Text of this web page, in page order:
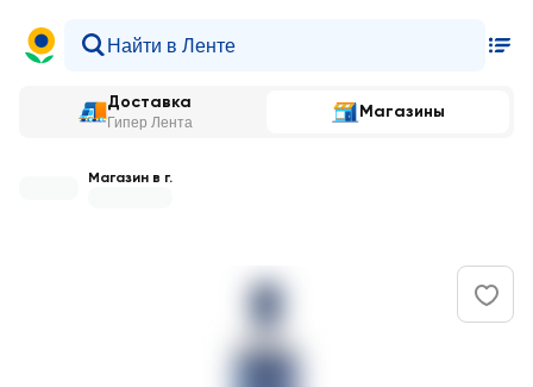
Доставка
Гипер Лента
Магазины
Магазин в г.